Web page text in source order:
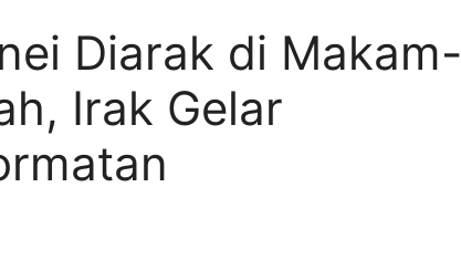
Diarak di Makam-
Irak Gelar